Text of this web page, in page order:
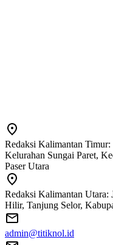
Redaksi Kalimantan
Kelurahan Sungai Paret,
Paser Utara
Redaksi Kalimantan Utara:
Hilir, Tanjung Selor,
admin@titiknol.id